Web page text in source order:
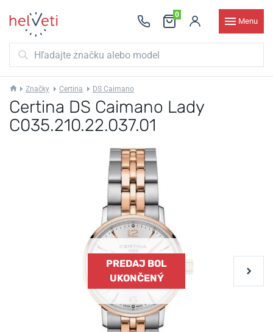
0
Menu
Značky Certina DS Caimano
Certina DS Caimano Lady
C035.210.22.037.01
PREDAJ BOL
UKONČENÝ